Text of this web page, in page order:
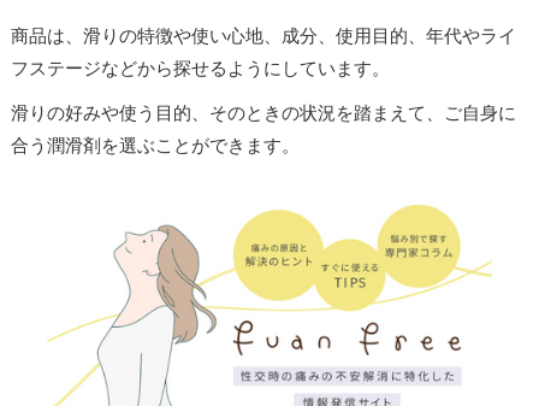
商品は、滑りの特徴や使い心地、成分、使用目的、年代やライ
フステージなどから探せるようにしています。
滑りの好みや使う目的、そのときの状況を踏まえて、ご自身に
合う潤滑剤を選ぶことができます。